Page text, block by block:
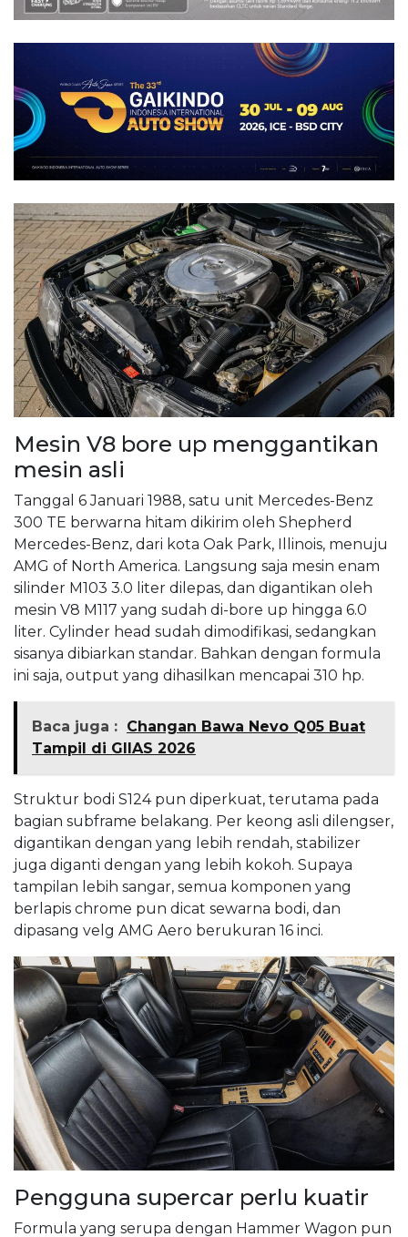
Mesin V8 bore up menggantikan
mesin asli
Tanggal 6 Januari 1988, satu unit Mercedes-Benz
300 TE berwarna hitam dikirim oleh Shepherd
Mercedes-Benz, dari kota Oak Park, Illinois, menuju
AMG of North America. Langsung saja mesin enam
silinder M103 3.0 liter dilepas, dan digantikan oleh
mesin V8 M117 yang sudah di-bore up hingga 6.0
liter. Cylinder head sudah dimodifikasi, sedangkan
sisanya dibiarkan standar. Bahkan dengan formula
ini saja, output yang dihasilkan mencapai 310 hp.
Baca juga : Changan Bawa Nevo Q05 Buat
Tampil di GIIAS 2026
Struktur bodi S124 pun diperkuat, terutama pada
bagian subframe belakang. Per keong asli dilengser,
digantikan dengan yang lebih rendah, stabilizer
juga diganti dengan yang lebih kokoh. Supaya
tampilan lebih sangar, semua komponen yang
berlapis chrome pun dicat sewarna bodi, dan
dipasang velg AMG Aero berukuran 16 inci.
Pengguna supercar perlu kuatir
Formula yang serupa dengan Hammer Wagon pun